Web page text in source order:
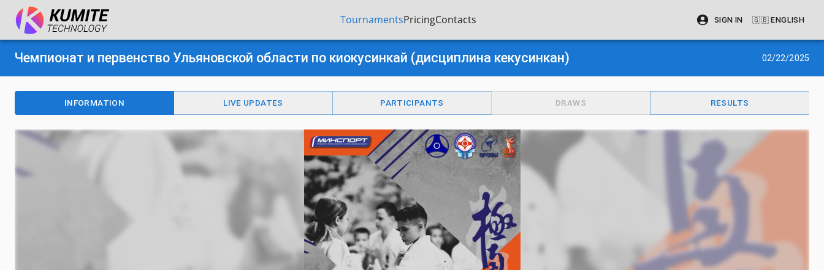
TournamentsPricingContacts SIGN IN 🇬🇧 ENGLISH
Чемпионат и первенство Ульяновской области по киокусинкай (дисциплина кекусинкан) 02/22/2025
INFORMATION LIVE UPDATES PARTICIPANTS DRAWS RESULTS